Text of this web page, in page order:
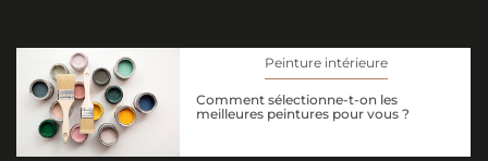
Peinture intérieure
Comment sélectionne-t-on les
meilleures peintures pour vous ?